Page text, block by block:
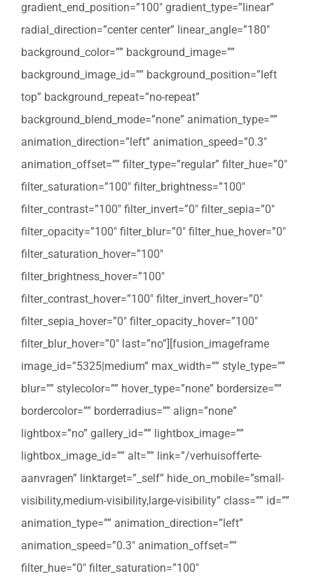
gradient_end_position=”100″ gradient_type=”linear”
radial_direction=”center center” linear_angle=”180″
background_color=”” background_image=””
background_image_id=”” background_position=”left
top” background_repeat=”no-repeat”
background_blend_mode=”none” animation_type=””
animation_direction=”left” animation_speed=”0.3″
animation_offset=”” filter_type=”regular” filter_hue=”0″
filter_saturation=”100″ filter_brightness=”100″
filter_contrast=”100″ filter_invert=”0″ filter_sepia=”0″
filter_opacity=”100″ filter_blur=”0″ filter_hue_hover=”0″
filter_saturation_hover=”100″
filter_brightness_hover=”100″
filter_contrast_hover=”100″ filter_invert_hover=”0″
filter_sepia_hover=”0″ filter_opacity_hover=”100″
filter_blur_hover=”0″ last=”no”][fusion_imageframe
image_id=”5325|medium” max_width=”” style_type=””
blur=”” stylecolor=”” hover_type=”none” bordersize=””
bordercolor=”” borderradius=”” align=”none”
lightbox=”no” gallery_id=”” lightbox_image=””
lightbox_image_id=”” alt=”” link=”/verhuisofferte-
aanvragen” linktarget=”_self” hide_on_mobile=”small-
visibility,medium-visibility,large-visibility” class=”” id=””
animation_type=”” animation_direction=”left”
animation_speed=”0.3″ animation_offset=””
filter_hue=”0″ filter_saturation=”100″